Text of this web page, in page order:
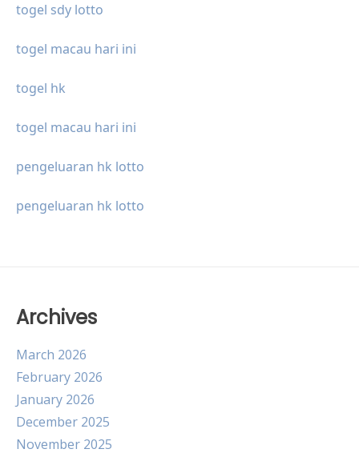
togel sdy lotto
togel macau hari ini
togel hk
togel macau hari ini
pengeluaran hk lotto
pengeluaran hk lotto
Archives
March 2026
February 2026
January 2026
December 2025
November 2025